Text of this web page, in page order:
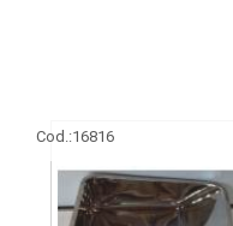
Cod.:16816